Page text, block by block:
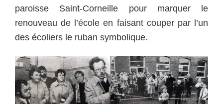
paroisse Saint-Corneille pour marquer le
renouveau de l’école en faisant couper par l’un
des écoliers le ruban symbolique.